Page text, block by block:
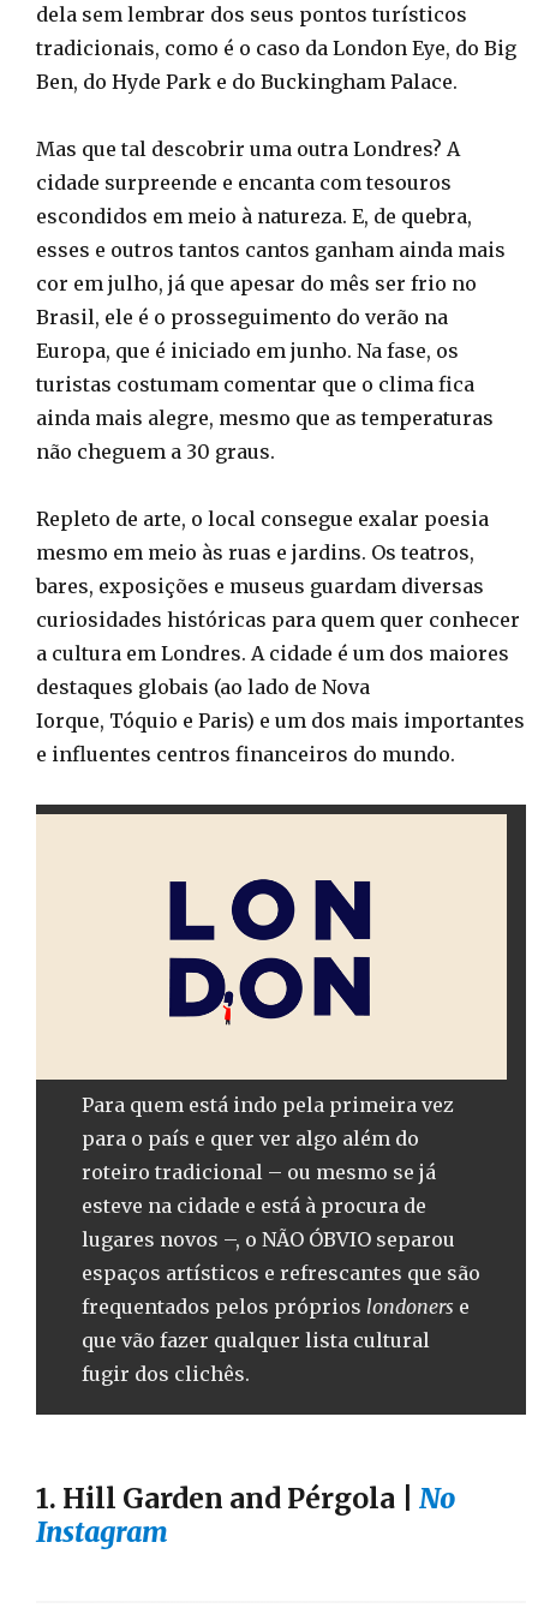
dela sem lembrar dos seus pontos turísticos
tradicionais, como é o caso da London Eye, do Big
Ben, do Hyde Park e do Buckingham Palace.
Mas que tal descobrir uma outra Londres? A
cidade surpreende e encanta com tesouros
escondidos em meio à natureza. E, de quebra,
esses e outros tantos cantos ganham ainda mais
cor em julho, já que apesar do mês ser frio no
Brasil, ele é o prosseguimento do verão na
Europa, que é iniciado em junho. Na fase, os
turistas costumam comentar que o clima fica
ainda mais alegre, mesmo que as temperaturas
não cheguem a 30 graus.
Repleto de arte, o local consegue exalar poesia
mesmo em meio às ruas e jardins. Os teatros,
bares, exposições e museus guardam diversas
curiosidades históricas para quem quer conhecer
a cultura em Londres. A cidade é um dos maiores
destaques globais (ao lado de Nova
Iorque, Tóquio e Paris) e um dos mais importantes
e influentes centros financeiros do mundo.
Para quem está indo pela primeira vez
para o país e quer ver algo além do
roteiro tradicional – ou mesmo se já
esteve na cidade e está à procura de
lugares novos –, o NÃO ÓBVIO separou
espaços artísticos e refrescantes que são
frequentados pelos próprios londoners e
que vão fazer qualquer lista cultural
fugir dos clichês.
1. Hill Garden and Pérgola
No
Instagram